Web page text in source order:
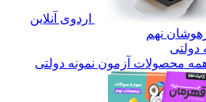
اردوی آنلاین
نهم
دولتی
محصولات آزمون نمونه دولتی